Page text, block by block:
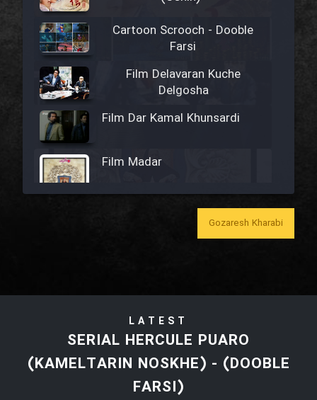
Cartoon Scrooch - Dooble
Farsi
Film Delavaran Kuche
Delgosha
Film Dar Kamal Khunsardi
Film Madar
Film Bozorg Kheily Bozorg
Film Tora Dust Daram
Film Zir Derakht Holu
Gozaresh Kharabi
LATEST
SERIAL HERCULE PUARO
(KAMELTARIN NOSKHE) - (DOOBLE
FARSI)